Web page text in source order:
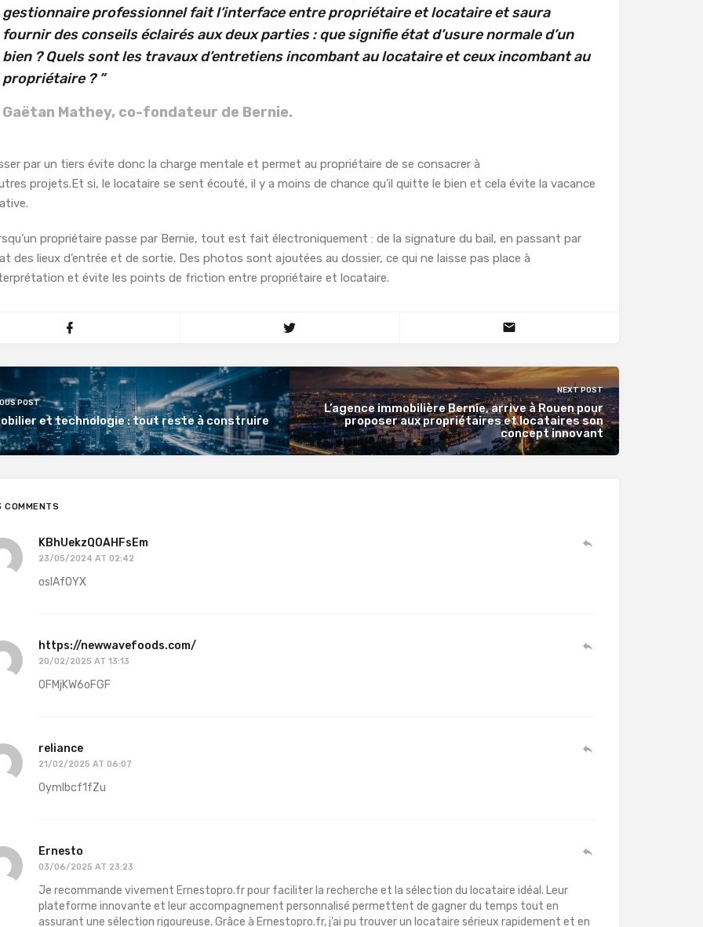
gestionnaire professionnel fait l’interface entre propriétaire et locataire et saura
fournir des conseils éclairés aux deux parties : que signifie état d’usure normale d’un
bien ? Quels sont les travaux d’entretiens incombant au locataire et ceux incombant au
propriétaire ? ”
Gaëtan Mathey, co-fondateur de Bernie.
par un tiers évite donc la charge mentale et permet au propriétaire de se consacrer à
projets.Et si, le locataire se sent écouté, il y a moins de chance qu’il quitte le bien et cela évite la vacance
propriétaire passe par Bernie, tout est fait électroniquement : de la signature du bail, en passant par
des lieux d’entrée et de sortie. Des photos sont ajoutées au dossier, ce qui ne laisse pas place à
et évite les points de friction entre propriétaire et locataire.
POST
et technologie : tout reste à construire
NEXT POST
L’agence immobilière Bernie, arrive à Rouen pour
proposer aux propriétaires et locataires son
concept innovant
COMMENTS
KBhUekzQOAHFsEm
23/05/2024 AT 02:42
osIAfOYX
https://newwavefoods.com/
20/02/2025 AT 13:13
OFMjKW6oFGF
reliance
21/02/2025 AT 06:07
0ymIbcf1fZu
Ernesto
03/06/2025 AT 23:23
Je recommande vivement Ernestopro.fr pour faciliter la recherche et la sélection du locataire idéal. Leur
plateforme innovante et leur accompagnement personnalisé permettent de gagner du temps tout en
assurant une sélection rigoureuse. Grâce à Ernestopro.fr, j’ai pu trouver un locataire sérieux rapidement et en